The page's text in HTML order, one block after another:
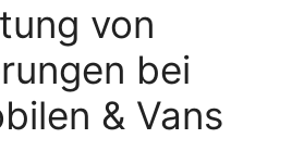
von
bei
& Vans